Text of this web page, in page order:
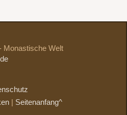
Monastische Welt
Seitenanfang^